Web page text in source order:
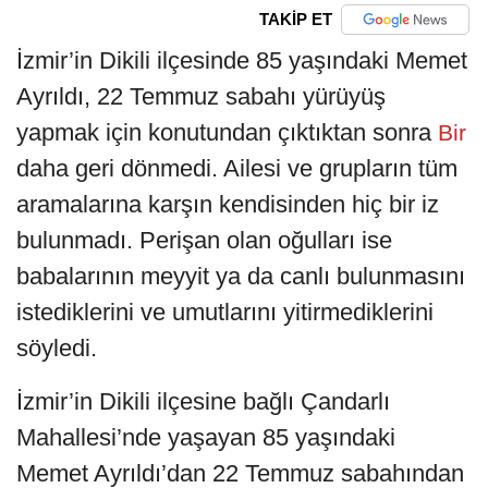
TAKİP ET
İzmir’in Dikili ilçesinde 85 yaşındaki Memet
Ayrıldı, 22 Temmuz sabahı yürüyüş
yapmak için konutundan çıktıktan sonra Bir
daha geri dönmedi. Ailesi ve grupların tüm
aramalarına karşın kendisinden hiç bir iz
bulunmadı. Perişan olan oğulları ise
babalarının meyyit ya da canlı bulunmasını
istediklerini ve umutlarını yitirmediklerini
söyledi.
İzmir’in Dikili ilçesine bağlı Çandarlı
Mahallesi’nde yaşayan 85 yaşındaki
Memet Ayrıldı’dan 22 Temmuz sabahından